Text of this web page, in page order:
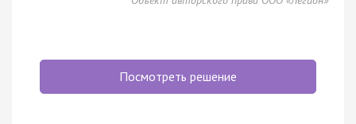
Посмотреть решение